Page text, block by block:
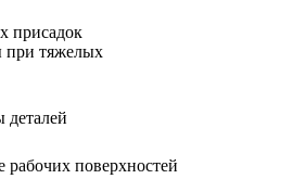
присадок
при тяжелых
рабочих поверхностей